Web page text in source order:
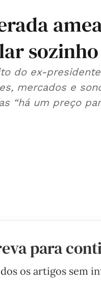
sozinho
do ex-
mercados e
“há um preço
para
os artigos sem